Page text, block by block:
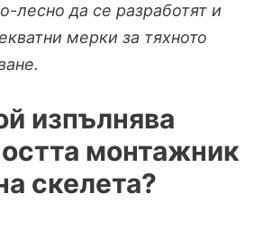
лесно да се разработят и
мерки за тяхното
изпълнява
монтажник
скелета?